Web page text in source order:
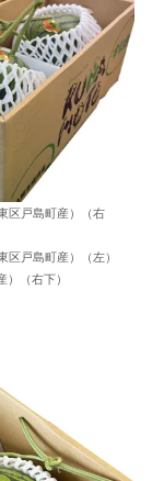
区戸島町産）（右
戸島町産）（左）
（右下）